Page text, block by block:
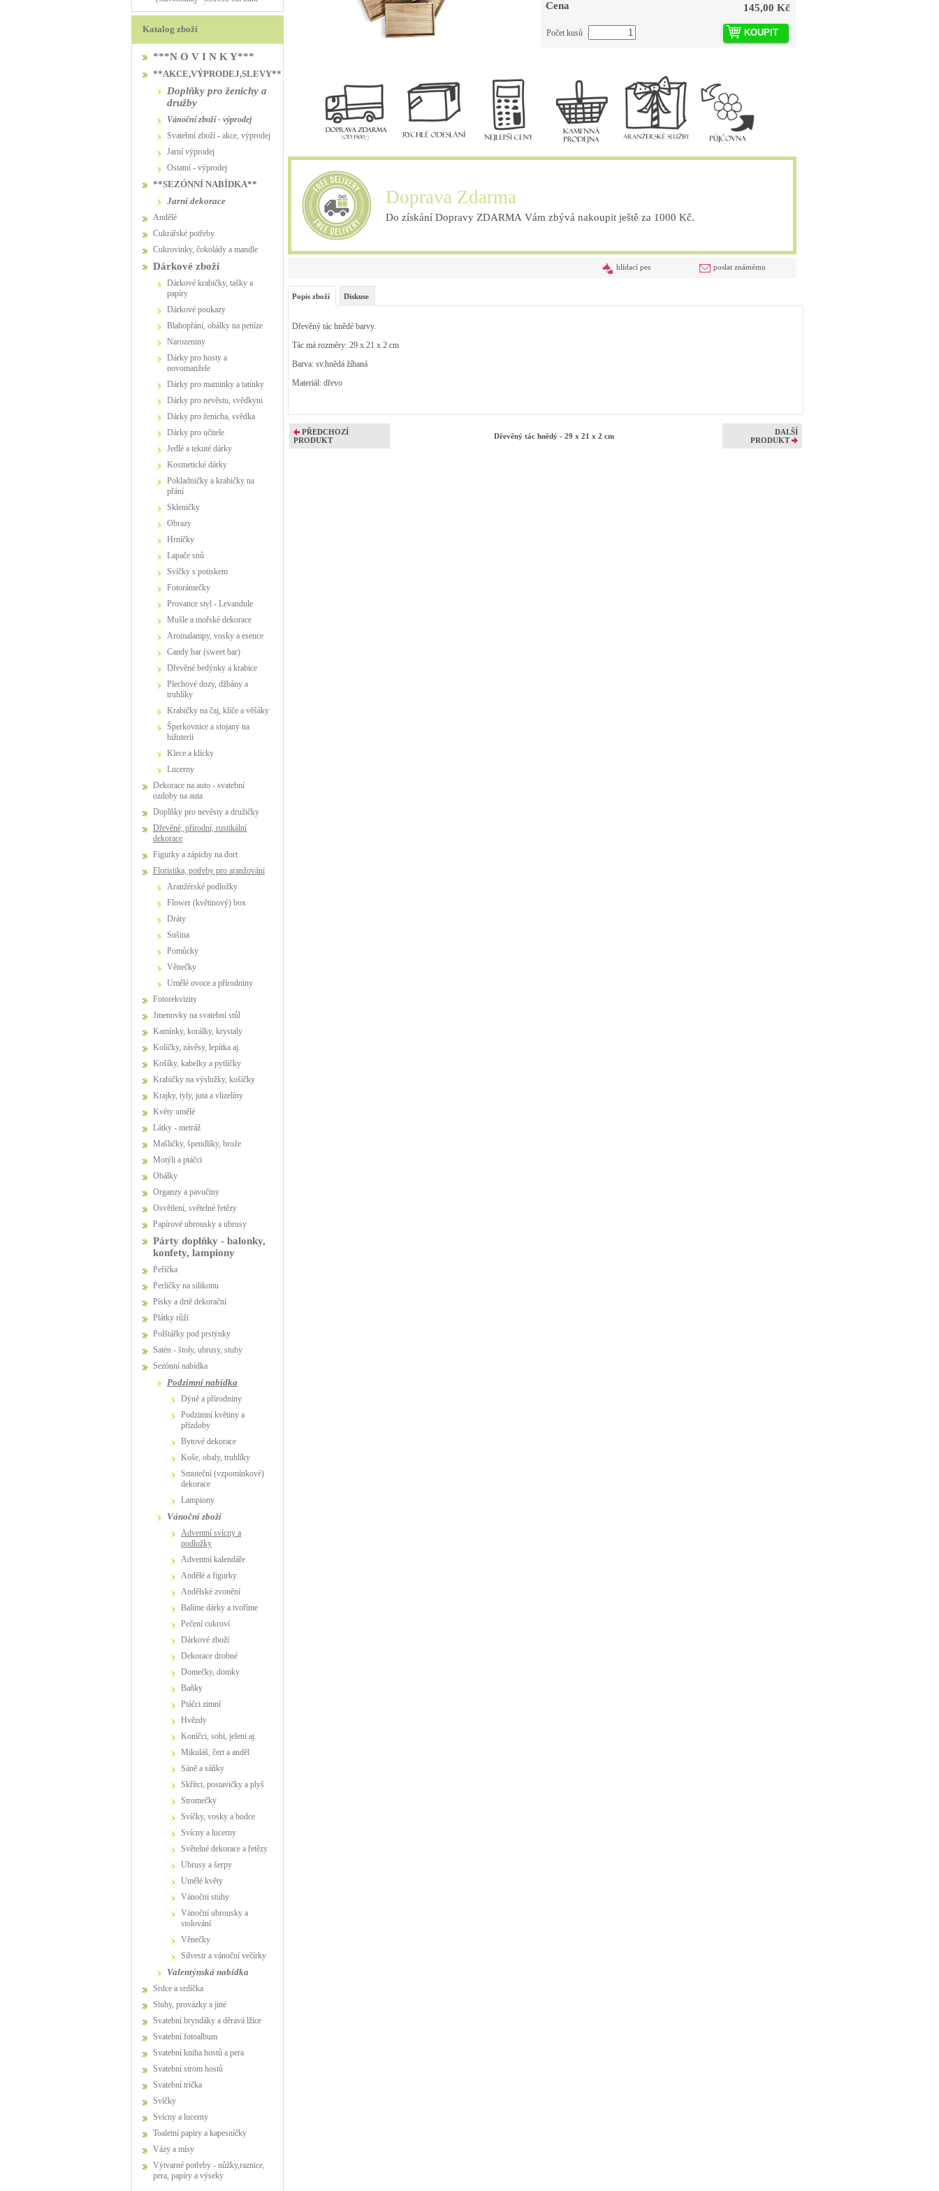
PŮJČOVNA
PŮJČOVNA
Katalog zboží
***N O V I N K Y***
**AKCE,VÝPRODEJ,SLEVY**
Doplňky pro ženichy a
družby
vánoční zboží - výprodej
svatební zboží - akce, výprodej
jarní výprodej
ostatní - výprodej
**SEZÓNNÍ NABÍDKA**
jarní dekorace
Andělé
Cukrářské potřeby
Cukrovinky, čokolády a mandle
Dárkové zboží
Dárkové krabičky, tašky a
papíry
Dárkové poukazy
Blahopřání, obálky na peníze
Narozeniny
Dárky pro hosty a
novomanžele
Dárky pro maminky a tatínky
Dárky pro nevěstu, svědkyni
Dárky pro ženicha, svědka
Dárky pro učitele
Jedlé a tekuté dárky
Kosmetické dárky
Pokladničky a krabičky na
přání
Skleničky
Obrazy
Hrníčky
Lapače snů
Svíčky s potiskem
Fotorámečky
Provance styl - Levandule
Mušle a mořské dekorace
Aromalampy, vosky a esence
Candy bar (sweet bar)
Dřevěné bedýnky a krabice
Plechové dozy, džbány a
truhlíky
Krabičky na čaj, klíče a věšáky
Šperkovnice a stojany na
bižuterii
Klece a klícky
Lucerny
Dekorace na auto - svatební
ozdoby na auta
Doplňky pro nevěsty a družičky
Dřevěné, přírodní, rustikální
dekorace
Figurky a zápichy na dort
Floristika, potřeby pro aranžování
Aranžérské podložky
Flower (květinový) box
Dráty
Sušina
Pomůcky
Věnečky
Umělé ovoce a přírodniny
Fotorekvizity
Jmenovky na svatební stůl
Kamínky, korálky, krystaly
Kolíčky, závěsy, lepítka aj.
Košíky, kabelky a pytlíčky
Krabičky na výslužky, košíčky
Krajky, tyly, juta a vlizelíny
Květy umělé
Látky - metráž
Mašličky, špendlíky, brože
Motýli a ptáčci
Obálky
Organzy a pavučiny
Osvětlení, světelné řetězy
Papírové ubrousky a ubrusy
Párty doplňky - balonky,
konfety, lampiony
Peříčka
Perličky na silikonu
Písky a drtě dekorační
Plátky růží
Polštářky pod prstýnky
Satén - štoly, ubrusy, stuhy
Sezónní nabídka
podzimní nabídka
Dýně a přírodniny
Podzimní květiny a
přízdoby
Bytové dekorace
Koše, obaly, truhlíky
Smuteční (vzpomínkové)
dekorace
Lampiony
vánoční zboží
adventní svícny a
podložky
adventní kalendáře
andělé a figurky
andělské zvonění
balíme dárky a tvoříme
pečení cukroví
dárkové zboží
dekorace drobné
domečky, domky
baňky
ptáčci zimní
hvězdy
koníčci, sobi, jeleni aj.
Mikuláš, čert a anděl
sáně a sáňky
skřítci, postavičky a plyš
stromečky
svíčky, vosky a bodce
svícny a lucerny
světelné dekorace a řetězy
ubrusy a šerpy
umělé květy
vánoční stuhy
vánoční ubrousky a
stolování
věnečky
Silvestr a vánoční večírky
valentýnská nabídka
Srdce a srdíčka
Stuhy, provázky a jiné
Svatební bryndáky a děravá lžíce
Svatební fotoalbum
Svatební kniha hostů a pera
Svatební strom hostů
Svatební trička
Svíčky
Svícny a lucerny
Toaletní papíry a kapesníčky
Vázy a mísy
Výtvarné potřeby - nůžky,raznice,
pera, papíry a výseky
Cena 145,00 Kč
KOUPIT
Počet kusů
Doprava Zdarma
Do získání Dopravy ZDARMA Vám zbývá nakoupit ještě za 1000 Kč.
poslat známému
hlídací pes
Popis zboží Diskuse
Dřevěný tác hnědé barvy.
Tác má rozměry: 29 x 21 x 2 cm
Barva: sv.hnědá žíhaná
Materiál: dřevo
PŘEDCHOZÍ
PRODUKT
Dřevěný tác hnědý - 29 x 21 x 2 cm
DALŠÍ
PRODUKT